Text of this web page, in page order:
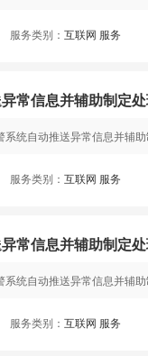
服务类别： 互联网 服务
常信息并辅助制定
统自动推送异常信息并辅
服务类别： 互联网 服务
常信息并辅助制定
统自动推送异常信息并辅
服务类别： 互联网 服务